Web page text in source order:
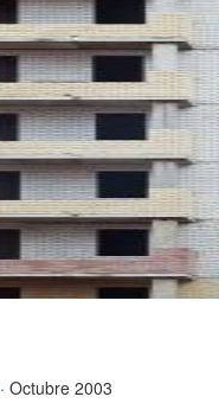
· Octubre 2003